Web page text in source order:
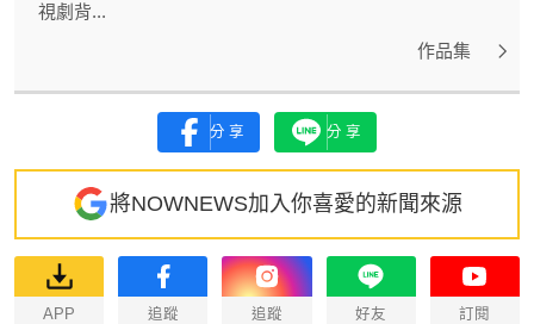
視劇背...
作品集
分享 分享
將NOWNEWS加入你喜愛的新聞來源
APP 追蹤 追蹤 好友 訂閱